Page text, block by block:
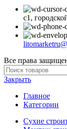
с1,
Все права
Закрыть
Главное
Категории
Сухие